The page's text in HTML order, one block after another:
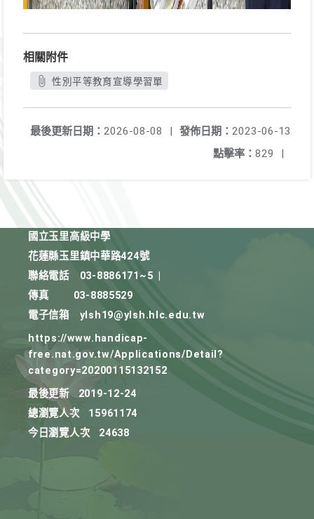
相關附件
性別平等教育宣導學習單
發佈日期： 2023-06-13
最後更新日期： 2026-08-08
|
點擊率： 829 |
國立玉里高級中學
花蓮縣玉里鎮中華路424號
聯絡電話
03-8886171~5
傳真
03-8885529
電子信箱
ylsh19@ylsh.hlc.edu.tw
https://www.handicap-
free.nat.gov.tw/Applications/Detail?
category=20200115132152
最後更新
2019-12-24
總瀏覽人次
15961174
今日瀏覽人次
24638